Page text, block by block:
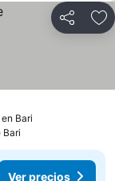
Compartir
Bari
Bari
Ver precios